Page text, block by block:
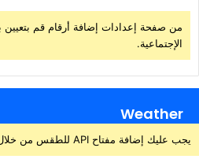
من صفحة إعدادات إضافة أرقام قم
الإجتماعية.
Weather
يجب عليك إضافة مفتاح API للطقس من خلال صفحة إعدادات القالب > الدمج